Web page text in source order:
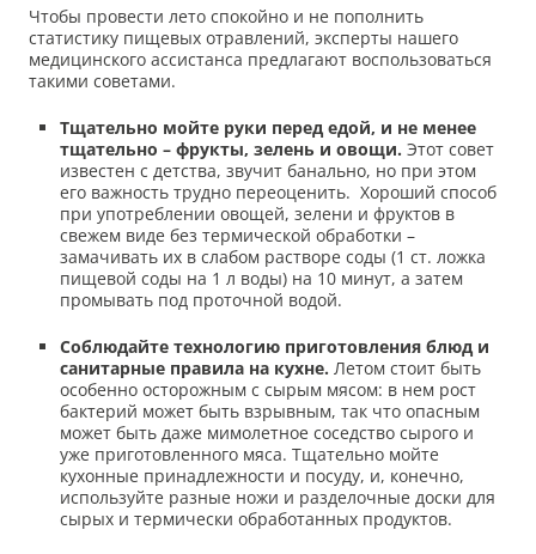
Чтобы провести лето спокойно и не пополнить
статистику пищевых отравлений, эксперты нашего
медицинского ассистанса предлагают воспользоваться
такими советами.
Тщательно мойте руки перед едой, и не менее
тщательно – фрукты, зелень и овощи. Этот совет
известен с детства, звучит банально, но при этом
его важность трудно переоценить. Хороший способ
при употреблении овощей, зелени и фруктов в
свежем виде без термической обработки –
замачивать их в слабом растворе соды (1 ст. ложка
пищевой соды на 1 л воды) на 10 минут, а затем
промывать под проточной водой.
Соблюдайте технологию приготовления блюд и
санитарные правила на кухне. Летом стоит быть
особенно осторожным с сырым мясом: в нем рост
бактерий может быть взрывным, так что опасным
может быть даже мимолетное соседство сырого и
уже приготовленного мяса. Тщательно мойте
кухонные принадлежности и посуду, и, конечно,
используйте разные ножи и разделочные доски для
сырых и термически обработанных продуктов.